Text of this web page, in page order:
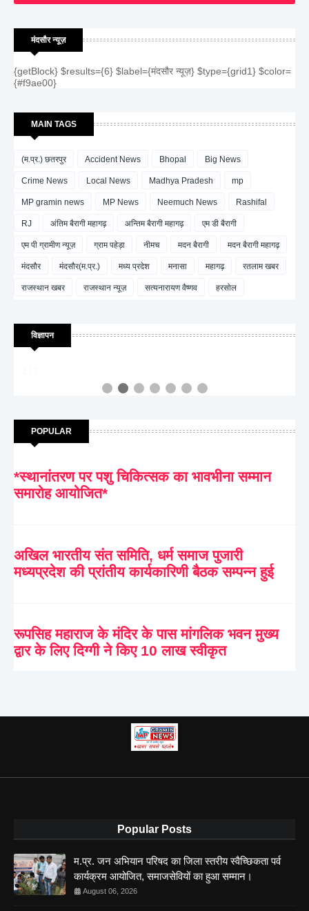
मंदसौर न्यूज़
{getBlock} $results={6} $label={मंदसौर न्यूज़} $type={grid1} $color=
{#f9ae00}
MAIN TAGS
(म.प्र.) छतरपुर Accident News Bhopal Big News
Crime News Local News Madhya Pradesh mp
MP gramin news MP News Neemuch News Rashifal
RJ अंतिम बैरागी महागढ़ अन्तिम बैरागी महागढ़ एम डी बैरागी
एम पी ग्रामीण न्यूज़ ग्राम पहेड़ा नीमच मदन बैरागी मदन बैरागी महागढ़
मंदसौर मंदसौर(म.प्र.) मध्य प्रदेश मनासा महागढ़ रतलाम खबर
राजस्थान खबर राजस्थान न्यूज़ सत्यनारायण वैष्णव हरसोल
विज्ञापन
POPULAR
*स्थानांतरण पर पशु चिकित्सक का भावभीना सम्मान
समारोह आयोजित*
अखिल भारतीय संत समिति, धर्म समाज पुजारी
मध्यप्रदेश की प्रांतीय कार्यकारिणी बैठक सम्पन्न हुई
रूपसिह महाराज के मंदिर के पास मांगलिक भवन मुख्य
द्वार के लिए दिग्गी ने किए 10 लाख स्वीकृत
Popular Posts
म.प्र. जन अभियान परिषद का जिला स्तरीय स्वैच्छिकता पर्व
कार्यक्रम आयोजित, समाजसेवियों का हुआ सम्मान।
August 06, 2026